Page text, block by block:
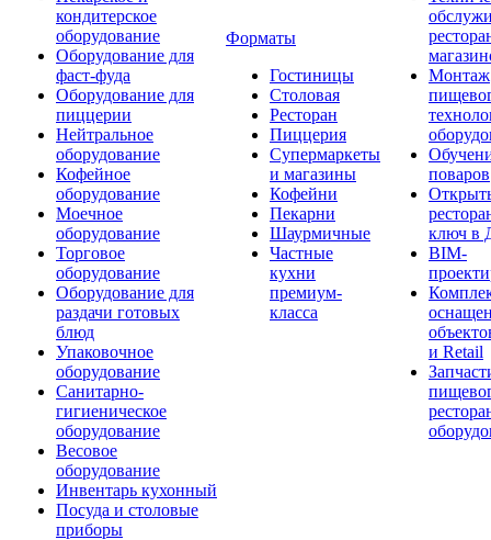
кондитерское
оборудование
Оборудование для
фаст-фуда
Оборудование для
пиццерии
Нейтральное
оборудование
Кофейное
оборудование
Моечное
оборудование
Торговое
оборудование
Оборудование для
раздачи готовых
блюд
Упаковочное
оборудование
Санитарно-
гигиеническое
оборудование
Весовое
оборудование
Инвентарь кухонный
Посуда и столовые
приборы
Форматы
Гостиницы
Столовая
Ресторан
Пиццерия
Супермаркеты
и магазины
Кофейни
Пекарни
Шаурмичные
Частные
кухни
премиум-
класса
Монтаж
поваров
ключ в
BIM-
и Retail